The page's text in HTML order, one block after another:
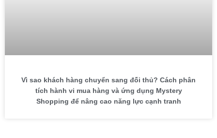
Vì sao khách hàng chuyển sang đối thủ? Cách phân
tích hành vi mua hàng và ứng dụng Mystery
Shopping để nâng cao năng lực cạnh tranh